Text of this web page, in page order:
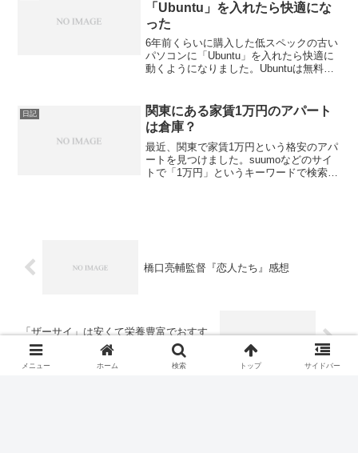
「Ubuntu」を入れたら快適にな
った
6年前くらいに購入した低スペックの古い
パソコンに「Ubuntu」を入れたら快適に
動くようになりました。Ubuntuは無料で
ASUSの「Eee PC」というシリーズの
パ...
日記
関東にある家賃1万円のアパート
は倉庫？
最近、関東で家賃1万円という格安のアパ
ートを見つけました。suumoなどのサイ
トで「1万円」というキーワードで検索す
橋口亮輔監督『恋人たち』感想
「ザーサイ」は安くて栄養豊富でおすす
めかもしれない・・・
メニュー ホーム 検索 トップ サイドバー